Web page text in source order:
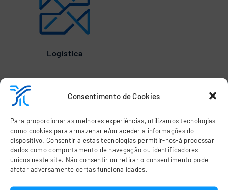
Consentimento de Cookies
Para proporcionar as melhores experiências, utilizamos tecnologias
como cookies para armazenar e/ou aceder a informações do
dispositivo. Consentir a estas tecnologias permitir-nos-á processar
dados como comportamento de navegação ou identificadores
únicos neste site. Não consentir ou retirar o consentimento pode
afetar adversamente certas funcionalidades.
Logística